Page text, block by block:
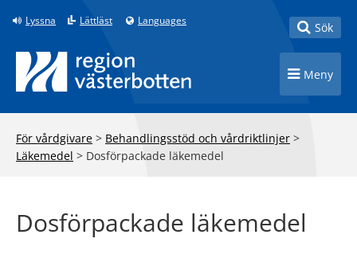
Till innehåll på sidan
Lyssna Lättläst Languages Toggle
Sök
Toggle
Meny
För vårdgivare > Behandlingsstöd och vårdriktlinjer >
Läkemedel > Dosförpackade läkemedel
Dosförpackade läkemedel